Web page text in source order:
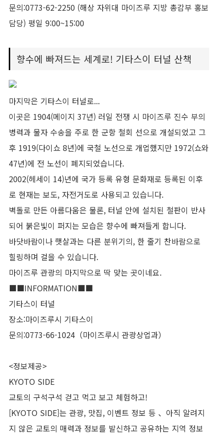
문의:0773-62-2250 (해상 자위대 마이즈루 지방 총감부 홍보
담당) 평일 9:00~15:00
향수에 빠져드는 세계로! 기타스이 터널 산책
마지막은 기타스이 터널로...
이곳은 1904(메이지 37년) 러일 전쟁 시 마이즈루 진수 부의
병력과 물자 수송을 주로 한 군항 철회 선으로 개설되었고 그
후 1919(다이쇼 8년)에 국철 노선으로 개업했지만 1972(쇼와
47년)에 전 노선이 폐지되었습니다.
2002(헤세이 14)년에 국가 등록 유형 문화재로 등록된 이후
로 현재는 보도, 자전거도로 사용되고 있습니다.
벽돌로 만든 아름다움은 물론, 터널 안에 설치된 철판이 반사
되어 붉은빛이 퍼지는 모습은 향수에 빠져들게 합니다.
바닷바람이나 햇살과는 다른 분위기의, 한 줄기 찬바람으로
힐링하며 걸을 수 있습니다.
마이즈루 관광의 마지막으로 딱 맞는 곳이네요.
■■INFORMATION■■
기타스이 터널
장소:마이즈루시 기타스이
문의:0773-66-1024（마이즈루시 관광상업과）
<정보제공>
KYOTO SIDE
교토의 구석구석 걷고 먹고 보고 체험하고!
[KYOTO SIDE]는 관광, 맛집, 이벤트 정보 등 、아직 알려지
지 않은 교토의 매력과 정보를 발신하고 공유하는 지역 정보